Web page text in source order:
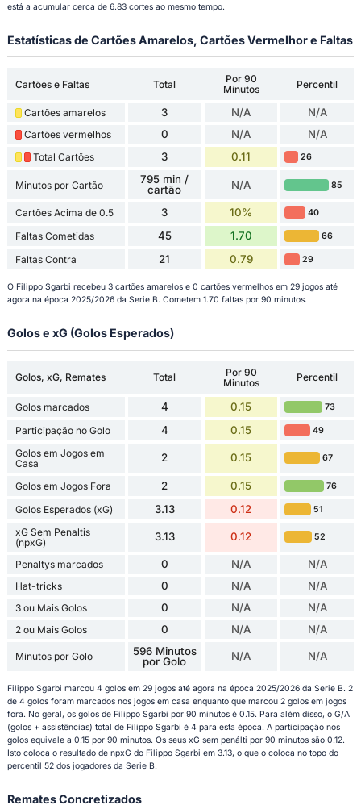
está a acumular cerca de 6.83 cortes ao mesmo tempo.
Estatísticas de Cartões Amarelos, Cartões Vermelhor e Faltas
Cartões e Faltas Total
Por 90
Minutos
Percentil
Cartões amarelos 3 N/A N/A
Cartões vermelhos 0 N/A N/A
Total Cartões 3 0.11 26
Minutos por Cartão
795 min /
cartão
N/A 85
Cartões Acima de 0.5 3 10% 40
Faltas Cometidas 45 1.70 66
Faltas Contra 21 0.79 29
O Filippo Sgarbi recebeu 3 cartões amarelos e 0 cartões vermelhos em 29 jogos até
agora na época 2025/2026 da Serie B. Cometem 1.70 faltas por 90 minutos.
Golos e xG (Golos Esperados)
Golos, xG, Remates Total
Por 90
Minutos
Percentil
Golos marcados 4 0.15 73
Participação no Golo 4 0.15 49
Golos em Jogos em
Casa
2 0.15 67
Golos em Jogos Fora 2 0.15 76
Golos Esperados (xG) 3.13 0.12 51
xG Sem Penaltis
(npxG)
3.13 0.12 52
Penaltys marcados 0 N/A N/A
Hat-tricks 0 N/A N/A
3 ou Mais Golos 0 N/A N/A
2 ou Mais Golos 0 N/A N/A
Minutos por Golo
596 Minutos
por Golo
N/A N/A
Filippo Sgarbi marcou 4 golos em 29 jogos até agora na época 2025/2026 da Serie B. 2
de 4 golos foram marcados nos jogos em casa enquanto que marcou 2 golos em jogos
fora. No geral, os golos de Filippo Sgarbi por 90 minutos é 0.15. Para além disso, o G/A
(golos + assistências) total de Filippo Sgarbi é 4 para esta época. A participação nos
golos equivale a 0.15 por 90 minutos. Os seus xG sem penálti por 90 minutos são 0.12.
Isto coloca o resultado de npxG do Filippo Sgarbi em 3.13, o que o coloca no topo do
percentil 52 dos jogadores da Serie B.
Remates Concretizados